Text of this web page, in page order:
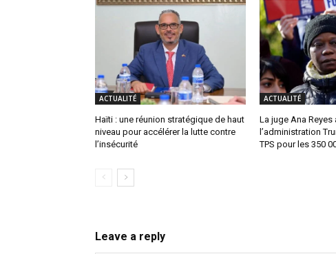
ACTUALITÉ
Haïti : une réunion stratégique de haut
niveau pour accélérer la lutte contre
l’insécurité
ACTUALITÉ
La juge Ana Reyes
l’administration
TPS pour les 350
Leave a reply